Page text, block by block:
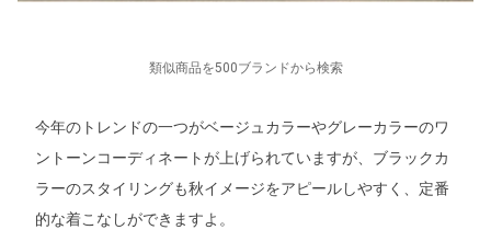
類似商品を500ブランドから検索
今年のトレンドの一つがベージュカラーやグレーカラーのワ
ントーンコーディネートが上げられていますが、ブラックカ
ラーのスタイリングも秋イメージをアピールしやすく、定番
的な着こなしができますよ。